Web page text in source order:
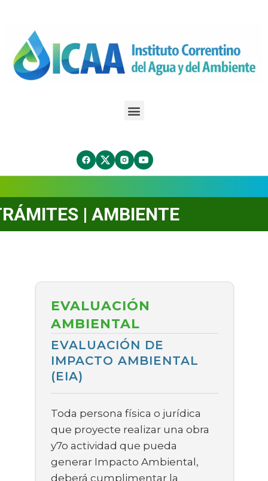
| AMBIENTE
EVALUACIÓN
AMBIENTAL
EVALUACIÓN DE
IMPACTO AMBIENTAL
(EIA)
Toda persona física o jurídica
que proyecte realizar una obra
y7o actividad que pueda
generar Impacto Ambiental,
deberá cumplimentar la